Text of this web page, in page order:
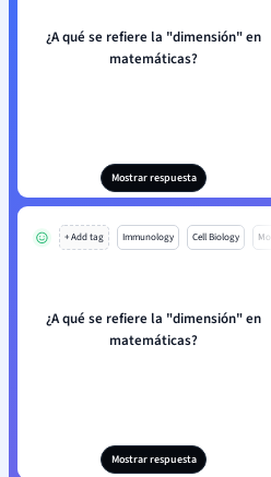
¿A qué se refiere la "dimensión" en
matemáticas?
Mostrar respuesta
+ Add tag Immunology Cell Biology Mo
¿A qué se refiere la "dimensión" en
matemáticas?
Mostrar respuesta